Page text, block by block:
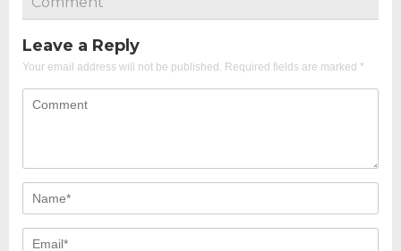
Leave a Reply
Your email address will not be published. Required fields are marked *